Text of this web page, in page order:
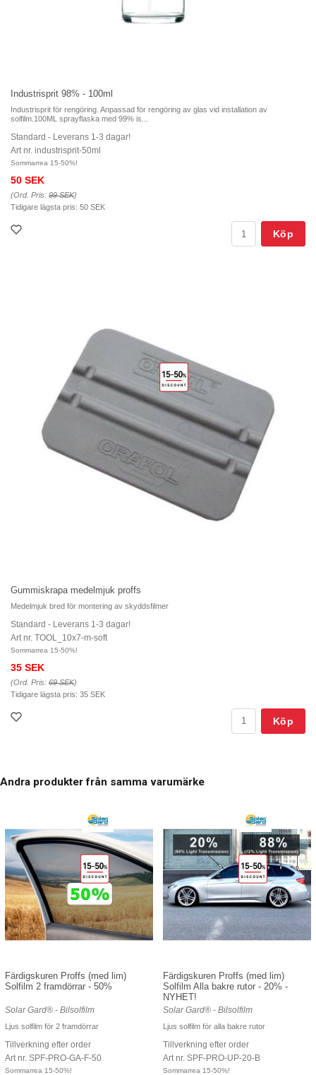
Industrisprit 98% - 100ml
Industrisprit för rengöring. Anpassad för rengöring av glas vid installation av
solfilm.100ML sprayflaska med 99% is...
Standard - Leverans 1-3 dagar!
Art nr. industrisprit-50ml
Sommarrea 15-50%!
50 SEK
(Ord. Pris: 99 SEK)
Tidigare lägsta pris: 50 SEK
Köp
Gummiskrapa medelmjuk proffs
Medelmjuk bred för montering av skyddsfilmer
Standard - Leverans 1-3 dagar!
Art nr. TOOL_10x7-m-soft
Sommarrea 15-50%!
35 SEK
(Ord. Pris: 69 SEK)
Tidigare lägsta pris: 35 SEK
Köp
Andra produkter från samma varumärke
Färdigskuren Proffs (med lim)
Solfilm 2 framdörrar - 50%
Solar Gard® - Bilsolfilm
Ljus solfilm för 2 framdörrar
Tillverkning efter order
Art nr. SPF-PRO-GA-F-50
Sommarrea 15-50%!
Färdigskuren Proffs (med lim)
Solfilm Alla bakre rutor - 20% -
NYHET!
Solar Gard® - Bilsolfilm
Ljus solfilm för alla bakre rutor
Tillverkning efter order
Art nr. SPF-PRO-UP-20-B
Sommarrea 15-50%!